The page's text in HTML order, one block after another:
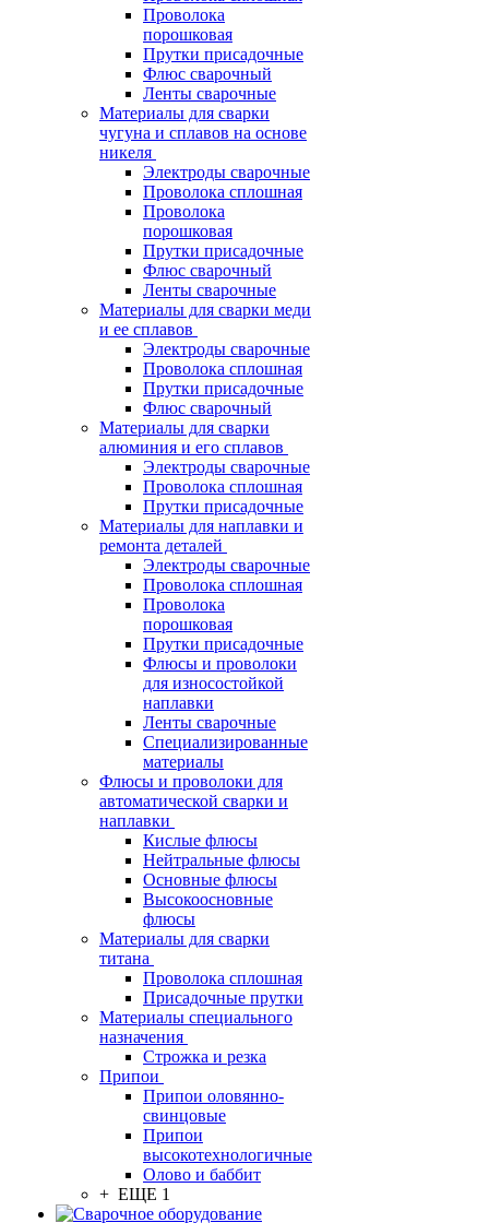
Проволока
порошковая
Прутки присадочные
Флюс сварочный
Ленты сварочные
Материалы для сварки
чугуна и сплавов на основе
никеля
Электроды сварочные
Проволока сплошная
Проволока
порошковая
Прутки присадочные
Флюс сварочный
Ленты сварочные
Материалы для сварки меди
и ее сплавов
Электроды сварочные
Проволока сплошная
Прутки присадочные
Флюс сварочный
Материалы для сварки
алюминия и его сплавов
Электроды сварочные
Проволока сплошная
Прутки присадочные
Материалы для наплавки и
ремонта деталей
Электроды сварочные
Проволока сплошная
Проволока
порошковая
Прутки присадочные
Флюсы и проволоки
для износостойкой
наплавки
Ленты сварочные
Специализированные
материалы
Флюсы и проволоки для
автоматической сварки и
наплавки
Кислые флюсы
Нейтральные флюсы
Основные флюсы
Высокоосновные
флюсы
Материалы для сварки
титана
Проволока сплошная
Присадочные прутки
Материалы специального
назначения
Строжка и резка
Припои
Припои оловянно-
свинцовые
Припои
высокотехнологичные
Олово и баббит
+ ЕЩЕ 1